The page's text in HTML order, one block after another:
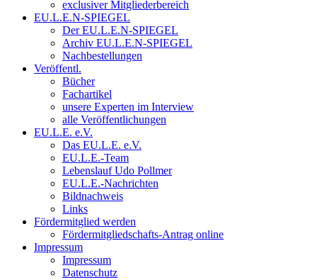
exclusiver Mitgliederbereich
EU.L.E.N-SPIEGEL
Der EU.L.E.N-SPIEGEL
Archiv EU.L.E.N-SPIEGEL
Nachbestellungen
Veröffentl.
Bücher
Fachartikel
unsere Experten im Interview
alle Veröffentlichungen
EU.L.E. e.V.
Das EU.L.E. e.V.
EU.L.E.-Team
Lebenslauf Udo Pollmer
EU.L.E.-Nachrichten
Bildnachweis
Links
Fördermitglied werden
Fördermitgliedschafts-Antrag online
Impressum
Impressum
Datenschutz